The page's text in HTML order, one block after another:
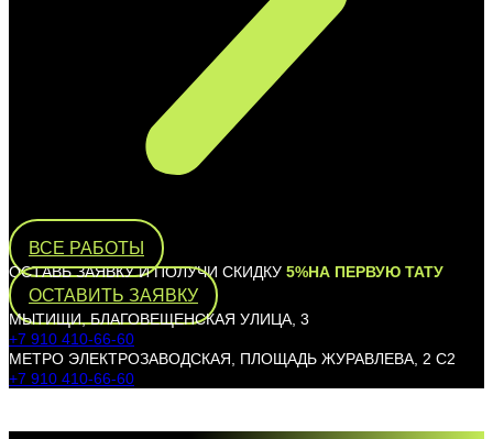
ВСЕ РАБОТЫ
ОСТАВЬ ЗАЯВКУ И ПОЛУЧИ СКИДКУ 5%НА ПЕРВУЮ ТАТУ
ОСТАВИТЬ ЗАЯВКУ
МЫТИЩИ, БЛАГОВЕЩЕНСКАЯ УЛИЦА, 3
+7 910 410-66-60
МЕТРО ЭЛЕКТРОЗАВОДСКАЯ, ПЛОЩАДЬ ЖУРАВЛЕВА, 2 С2
+7 910 410-66-60